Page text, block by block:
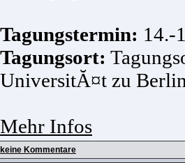
Tagungstermin: 14.-
Tagungsort:
UniversitĂ¤t zu
Mehr Infos
keine Kommentare